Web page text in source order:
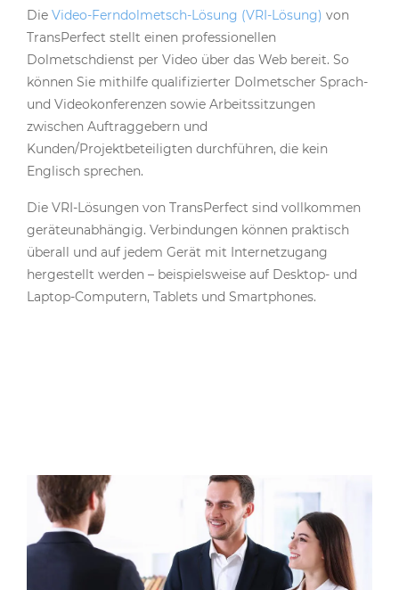
Die Video-Ferndolmetsch-Lösung (VRI-Lösung) von
TransPerfect stellt einen professionellen
Dolmetschdienst per Video über das Web bereit. So
können Sie mithilfe qualifizierter Dolmetscher Sprach-
und Videokonferenzen sowie Arbeitssitzungen
zwischen Auftraggebern und
Kunden/Projektbeteiligten durchführen, die kein
Englisch sprechen.
Die VRI-Lösungen von TransPerfect sind vollkommen
geräteunabhängig. Verbindungen können praktisch
überall und auf jedem Gerät mit Internetzugang
hergestellt werden – beispielsweise auf Desktop- und
Laptop-Computern, Tablets und Smartphones.